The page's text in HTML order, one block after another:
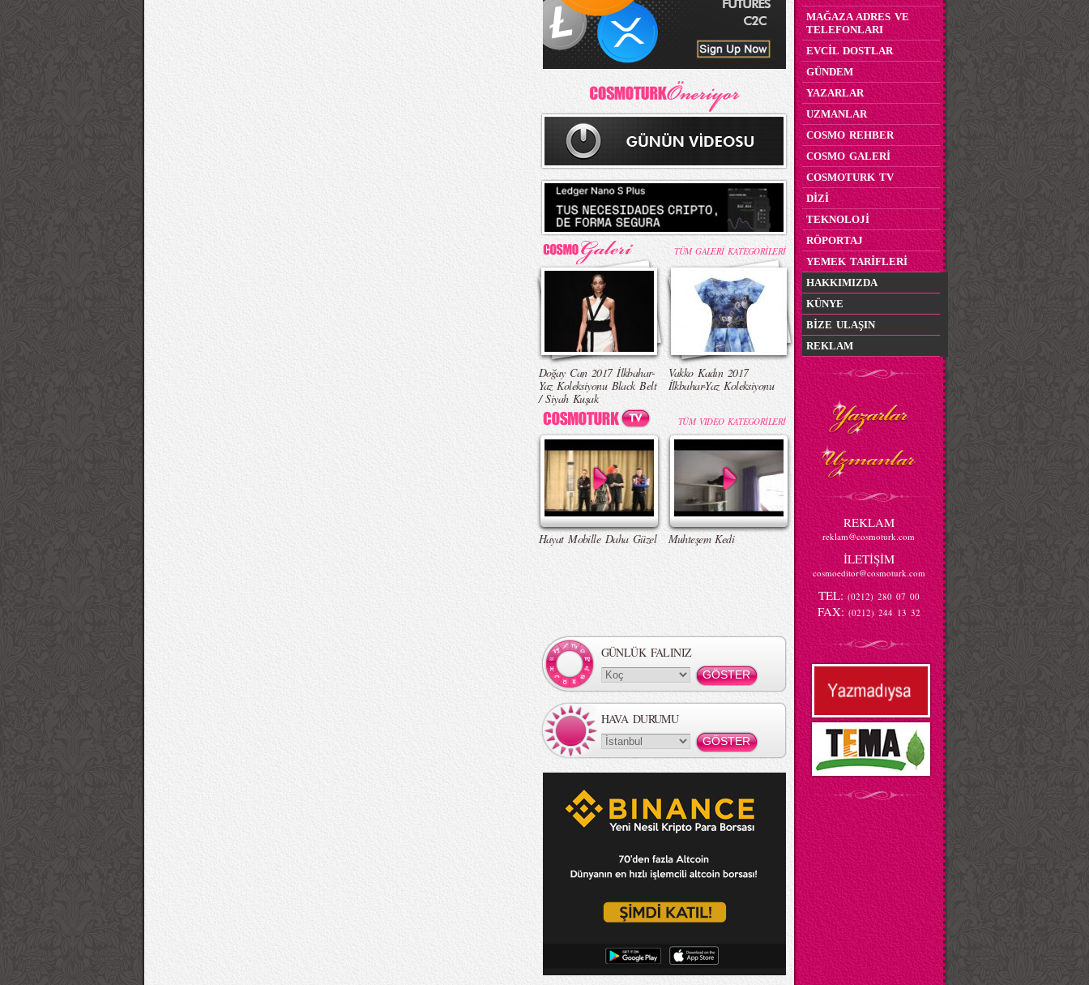
TÜM GALERİ KATEGORİLERİ
Doğay Can 2017 İlkbahar-
Yaz Koleksiyonu Black Belt
/ Siyah Kuşak
Vakko Kadın 2017
İlkbahar-Yaz Koleksiyonu
TÜM VIDEO KATEGORİLERİ
Hayat Mobille Daha Güzel Muhteşem Kedi
GÜNLÜK FALINIZ
HAVA DURUMU
MAĞAZA ADRES VE
TELEFONLARI
EVCİL DOSTLAR
GÜNDEM
YAZARLAR
UZMANLAR
COSMO REHBER
COSMO GALERİ
COSMOTURK TV
DİZİ
TEKNOLOJİ
RÖPORTAJ
YEMEK TARİFLERİ
HAKKIMIZDA
KÜNYE
BİZE ULAŞIN
REKLAM
REKLAM
reklam@cosmoturk.com
İLETİŞİM
cosmoeditor@cosmoturk.com
TEL: (0212) 280 07 00
FAX: (0212) 244 13 32